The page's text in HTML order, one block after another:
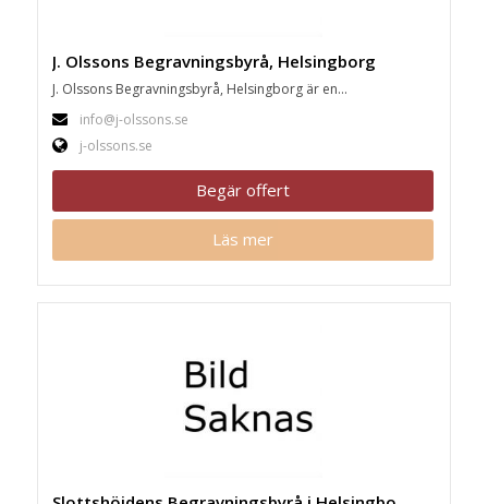
J. Olssons Begravningsbyrå, Helsingborg
J. Olssons Begravningsbyrå, Helsingborg är en...
info@j-olssons.se
j-olssons.se
Begär offert
Läs mer